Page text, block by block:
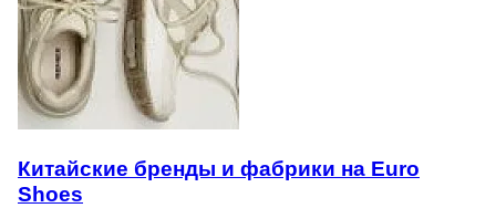
Китайские бренды и фабрики на Euro
Shoes